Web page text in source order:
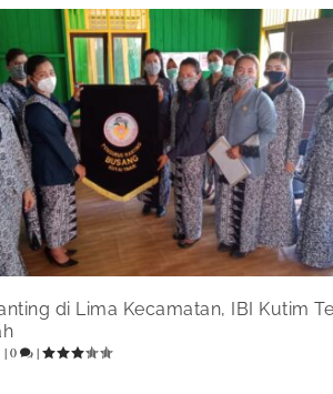
di Lima Kecamatan, IBI Kutim
|0 |